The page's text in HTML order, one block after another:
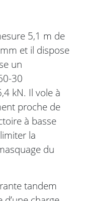
5,1 m de
et il dispose
un
30
kN. Il vole à
proche de
à basse
la
du
tandem